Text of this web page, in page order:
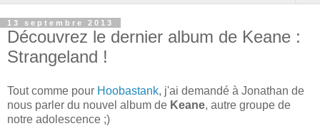
13 septembre 2013
Découvrez le dernier album de Keane :
Strangeland !
Tout comme pour Hoobastank, j'ai demandé à Jonathan de
nous parler du nouvel album de Keane, autre groupe de
notre adolescence ;)